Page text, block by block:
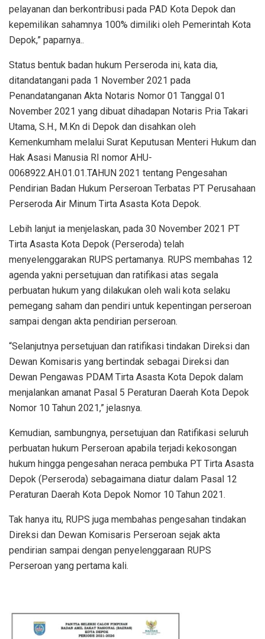
pelayanan dan berkontribusi pada PAD Kota Depok dan
kepemilikan sahamnya 100% dimiliki oleh Pemerintah Kota
Depok,” paparnya..
Status bentuk badan hukum Perseroda ini, kata dia,
ditandatangani pada 1 November 2021 pada
Penandatanganan Akta Notaris Nomor 01 Tanggal 01
November 2021 yang dibuat dihadapan Notaris Pria Takari
Utama, S.H., M.Kn di Depok dan disahkan oleh
Kemenkumham melalui Surat Keputusan Menteri Hukum dan
Hak Asasi Manusia RI nomor AHU-
0068922.AH.01.01.TAHUN 2021 tentang Pengesahan
Pendirian Badan Hukum Perseroan Terbatas PT Perusahaan
Perseroda Air Minum Tirta Asasta Kota Depok.
Lebih lanjut ia menjelaskan, pada 30 November 2021 PT
Tirta Asasta Kota Depok (Perseroda) telah
menyelenggarakan RUPS pertamanya. RUPS membahas 12
agenda yakni persetujuan dan ratifikasi atas segala
perbuatan hukum yang dilakukan oleh wali kota selaku
pemegang saham dan pendiri untuk kepentingan perseroan
sampai dengan akta pendirian perseroan.
“Selanjutnya persetujuan dan ratifikasi tindakan Direksi dan
Dewan Komisaris yang bertindak sebagai Direksi dan
Dewan Pengawas PDAM Tirta Asasta Kota Depok dalam
menjalankan amanat Pasal 5 Peraturan Daerah Kota Depok
Nomor 10 Tahun 2021,” jelasnya.
Kemudian, sambungnya, persetujuan dan Ratifikasi seluruh
perbuatan hukum Perseroan apabila terjadi kekosongan
hukum hingga pengesahan neraca pembuka PT Tirta Asasta
Depok (Perseroda) sebagaimana diatur dalam Pasal 12
Peraturan Daerah Kota Depok Nomor 10 Tahun 2021.
Tak hanya itu, RUPS juga membahas pengesahan tindakan
Direksi dan Dewan Komisaris Perseroan sejak akta
pendirian sampai dengan penyelenggaraan RUPS
Perseroan yang pertama kali.